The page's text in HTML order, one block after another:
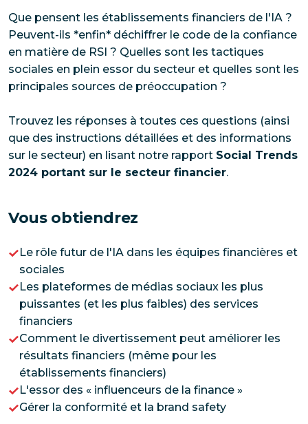
Que pensent les établissements financiers de l'IA ?
Peuvent-ils *enfin* déchiffrer le code de la confiance
en matière de RSI ? Quelles sont les tactiques
sociales en plein essor du secteur et quelles sont les
principales sources de préoccupation ?
Trouvez les réponses à toutes ces questions (ainsi
que des instructions détaillées et des informations
sur le secteur) en lisant notre rapport Social Trends
2024 portant sur le secteur financier.
Vous obtiendrez
Le rôle futur de l'IA dans les équipes financières et
sociales
Les plateformes de médias sociaux les plus
puissantes (et les plus faibles) des services
financiers
Comment le divertissement peut améliorer les
résultats financiers (même pour les
établissements financiers)
L'essor des « influenceurs de la finance »
Gérer la conformité et la brand safety